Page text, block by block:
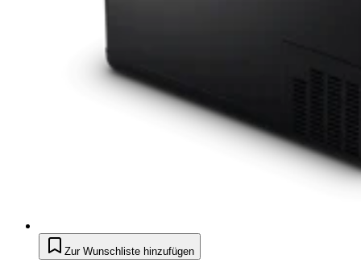
Zur Wunschliste hinzufügen